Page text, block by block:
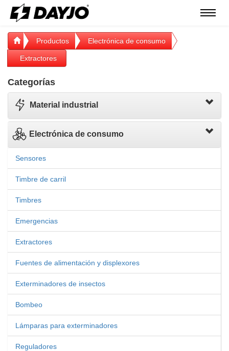
Menú
Productos Electrónica de consumo
Extractores
Categorías
Material industrial
Electrónica de consumo
Sensores
Timbre de carril
Timbres
Emergencias
Extractores
Fuentes de alimentación y displexores
Exterminadores de insectos
Bombeo
Lámparas para exterminadores
Reguladores